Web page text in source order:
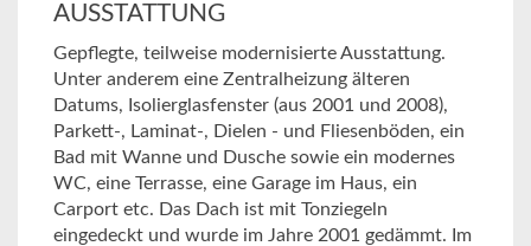
AUSSTATTUNG
Gepflegte, teilweise modernisierte Ausstattung.
Unter anderem eine Zentralheizung älteren
Datums, Isolierglasfenster (aus 2001 und 2008),
Parkett-, Laminat-, Dielen - und Fliesenböden, ein
Bad mit Wanne und Dusche sowie ein modernes
WC, eine Terrasse, eine Garage im Haus, ein
Carport etc. Das Dach ist mit Tonziegeln
eingedeckt und wurde im Jahre 2001 gedämmt. Im